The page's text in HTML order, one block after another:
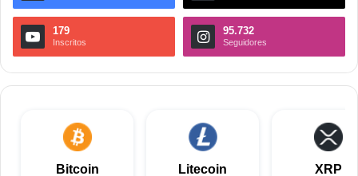
179
Inscritos
95.732
Seguidores
Bitcoin Litecoin XRP